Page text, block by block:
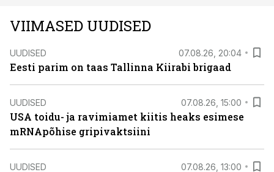
VIIMASED UUDISED
UUDISED 07.08.26, 20:04
Eesti parim on taas Tallinna Kiirabi brigaad
UUDISED 07.08.26, 15:00
USA toidu- ja ravimiamet kiitis heaks esimese
mRNApõhise gripivaktsiini
UUDISED 07.08.26, 13:00